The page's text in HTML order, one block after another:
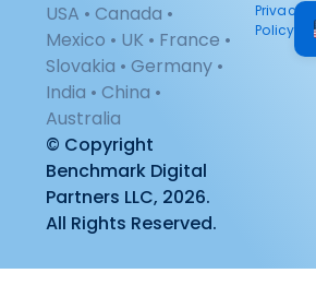
USA • Canada •
Mexico • UK • France •
Slovakia • Germany •
India • China •
Australia
© Copyright
Benchmark Digital
Partners LLC, 2026.
All Rights Reserved.
Privacy
Policy